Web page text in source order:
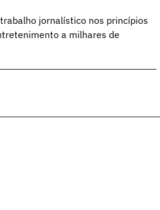
jornalístico nos princípios
a milhares de